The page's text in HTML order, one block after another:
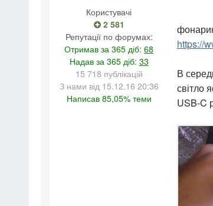
Користувачі
2 581
Репутації по форумах:
Отримав за 365 діб:68
Надав за 365 діб: 33
15 718 публікацій
З нами від 15.12.16 20:36
Написав 85,05% теми
https://
В
світло
USB-C